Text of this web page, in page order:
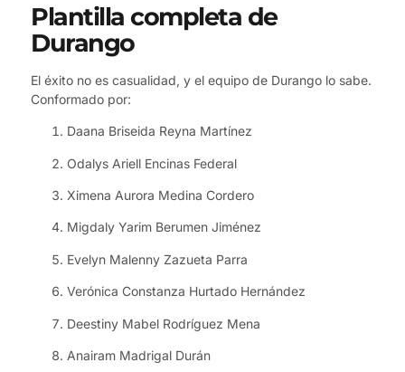
Plantilla completa de
Durango
El éxito no es casualidad, y el equipo de Durango lo sabe.
Conformado por:
Daana Briseida Reyna Martínez
Odalys Ariell Encinas Federal
Ximena Aurora Medina Cordero
Migdaly Yarim Berumen Jiménez
Evelyn Malenny Zazueta Parra
Verónica Constanza Hurtado Hernández
Deestiny Mabel Rodríguez Mena
Anairam Madrigal Durán